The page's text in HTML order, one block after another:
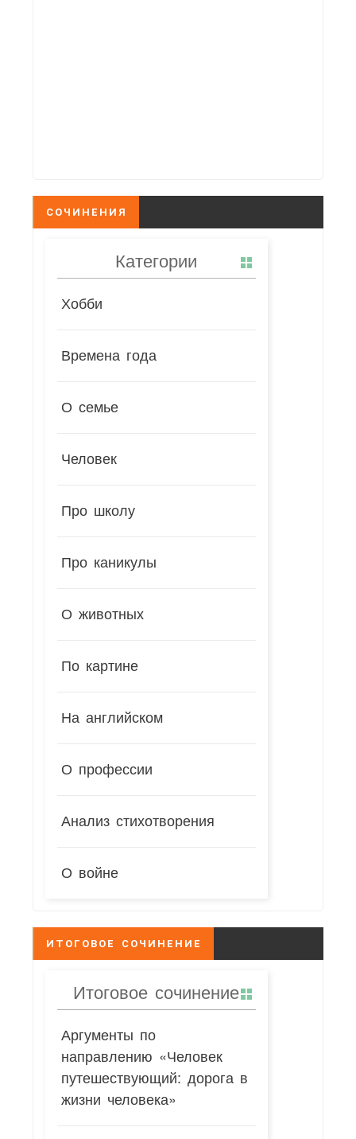
СОЧИНЕНИЯ
Категории
Хобби
Времена года
О семье
Человек
Про школу
Про каникулы
О животных
По картине
На английском
О профессии
Анализ стихотворения
О войне
ИТОГОВОЕ СОЧИНЕНИЕ
Итоговое сочинение
Аргументы по
направлению «Человек
путешествующий: дорога в
жизни человека»